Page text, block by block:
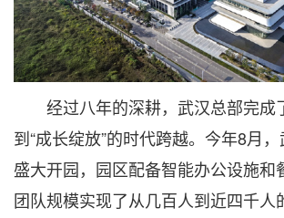
经过八年的深耕，武汉总部完成
到“成长绽放”的时代跨越。今年8月
盛大开园，园区配备智能办公设施和
团队规模实现了从几百人到近四千人